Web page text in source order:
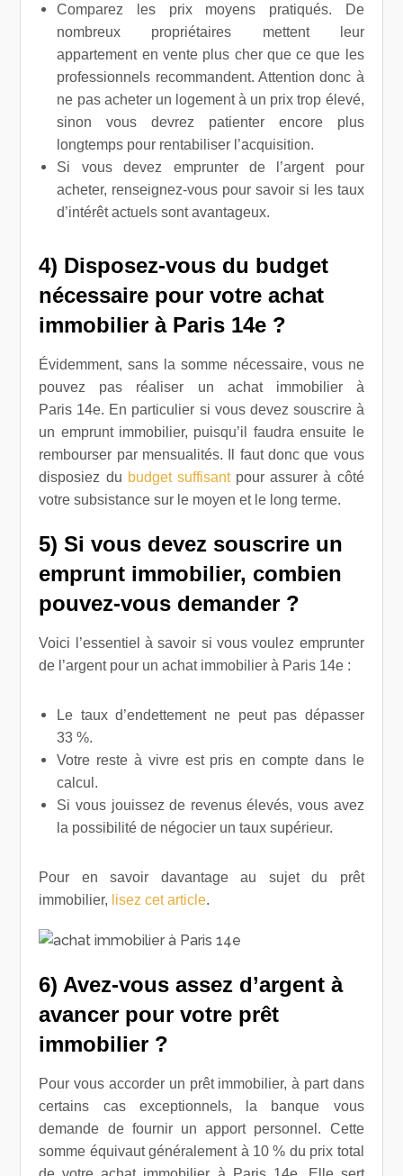
Comparez les prix moyens pratiqués. De
nombreux propriétaires mettent leur
appartement en vente plus cher que ce que les
professionnels recommandent. Attention donc à
ne pas acheter un logement à un prix trop élevé,
sinon vous devrez patienter encore plus
longtemps pour rentabiliser l’acquisition.
Si vous devez emprunter de l’argent pour
acheter, renseignez-vous pour savoir si les taux
d’intérêt actuels sont avantageux.
4) Disposez-vous du budget
nécessaire pour votreachat
immobilier à Paris 14e ?
Évidemment, sans la somme nécessaire, vous ne
pouvez pas réaliser un achat immobilier à
Paris 14e. En particulier si vous devez souscrire à
un emprunt immobilier, puisqu’il faudra ensuite le
rembourser par mensualités. Il faut donc que vous
disposiez du budget suffisantpour assurer à côté
votre subsistance sur le moyen et le long terme.
5) Si vous devez souscrire un
emprunt immobilier, combien
pouvez-vous demander ?
Voici l’essentiel à savoir si vous voulez emprunter
de l’argent pour un achat immobilier à Paris 14e :
Le taux d’endettement ne peut pas dépasser
33 %.
Votre reste à vivre est pris en compte dans le
calcul.
Si vous jouissez de revenus élevés, vous avez
la possibilité de négocier un taux supérieur.
Pour en savoir davantage au sujet du prêt
immobilier, lisez cet article.
6) Avez-vous assez d’argent à
avancer pour votre prêt
immobilier ?
Pour vous accorder un prêt immobilier, à part dans
certains cas exceptionnels, la banque vous
demande de fournir un apport personnel. Cette
somme équivaut généralement à 10 % du prix total